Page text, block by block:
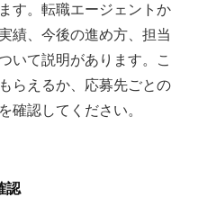
す。転職エージェントか
績、今後の進め方、担当
いて説明があります。こ
らえるか、応募先ごとの
確認してください。
認